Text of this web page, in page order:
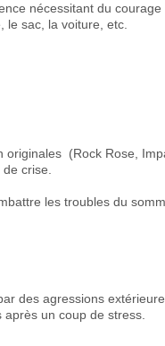
nécessitant du
le sac, la voiture, etc.
(Rock Rose,
crise.
les troubles du
des agressions
un coup de stress.